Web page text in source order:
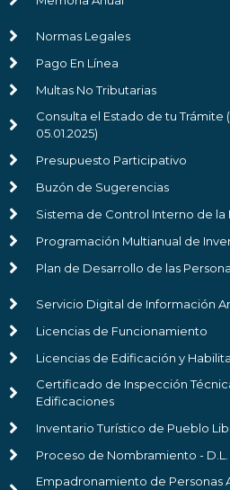
Normas Legales
Pago En Línea
Multas No Tributarias
Consulta el Estado de tu Trámite
05.01.2025)
Presupuesto Participativo
Buzón de Sugerencias
Sistema de Control Interno de la
Programación Multianual de
Plan de Desarrollo de las
Servicio Digital de Información
Licencias de Funcionamiento
Licencias de Edificación y
Certificado de Inspección
Edificaciones
Inventario Turístico de Pueblo
Proceso de Nombramiento - D.L.
Empadronamiento de Personas